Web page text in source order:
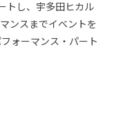
トし、宇多田ヒカル
ンスまでイベントを
ォーマンス・パート